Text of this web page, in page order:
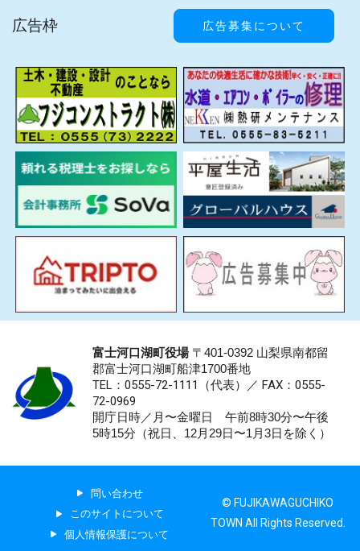
広告枠 広告募集について
富士河口湖町役場〒401-0392 山梨県南都留
郡富士河口湖町船津1700番地
TEL：0555-72-1111 （代表）／ FAX：0555-
72-0969
開庁日時／月〜金曜日 午前8時30分〜午後
5時15分（祝日、12月29日〜1月3日を除く）
問い合わせ
このサイトについて
個人情報保護について
© FUJIKAWAGUCHIKO
TOWN All Rights Reserved.